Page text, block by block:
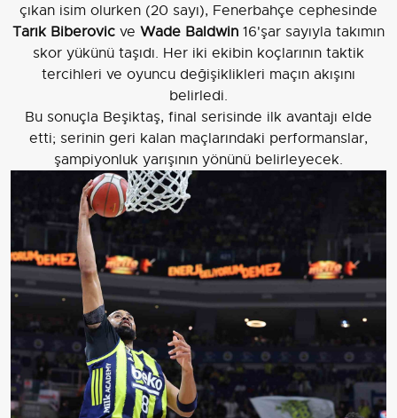
çıkan isim olurken (20 sayı), Fenerbahçe cephesinde
Tarık Biberovic ve Wade Baldwin 16'şar sayıyla takımın
skor yükünü taşıdı. Her iki ekibin koçlarının taktik
tercihleri ve oyuncu değişiklikleri maçın akışını
belirledi.
Bu sonuçla Beşiktaş, final serisinde ilk avantajı elde
etti; serinin geri kalan maçlarındaki performanslar,
şampiyonluk yarışının yönünü belirleyecek.